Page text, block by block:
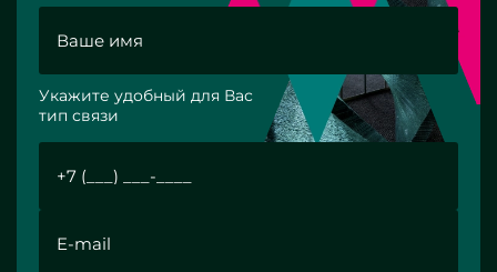
Укажите удобный для Вас
тип связи